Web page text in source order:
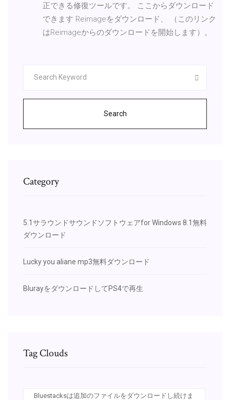
正できる修復ツールです。 ここからダウンロード
できます Reimageをダウンロード、 （このリンク
はReimageからのダウンロードを開始します）。
Search
Category
5.1サラウンドサウンドソフトウェアfor Windows 8.1無料
ダウンロード
Lucky you aliane mp3無料ダウンロード
BlurayをダウンロードしてPS4で再生
Tag Clouds
Bluestacksは追加のファイルをダウンロードし続けま